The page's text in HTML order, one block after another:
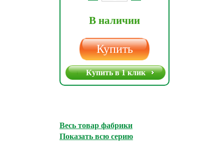
В наличии
Купить
Купить в 1 клик
Весь товар фабрики
Показать всю серию